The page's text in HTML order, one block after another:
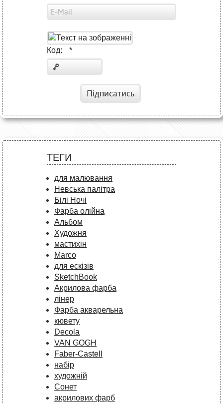
Код: *
Підписатись
ТЕГИ
для малювання
Невська палітра
Білі Ночі
Фарба олійна
Альбом
Художня
мастихін
Marco
для ескізів
SketchBook
Акрилова фарба
лінер
Фарба акварельна
кювету
Decola
VAN GOGH
Faber-Castell
набір
художній
Сонет
акрилових фарб